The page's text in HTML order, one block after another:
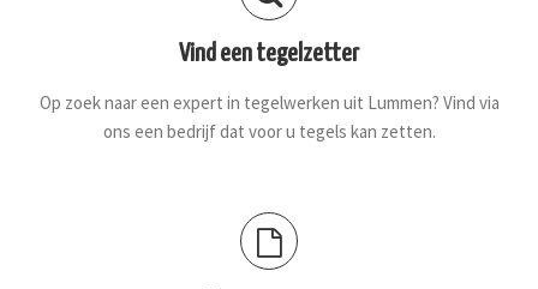
Vind een tegelzetter
Op zoek naar een expert in tegelwerken uit Lummen? Vind via
ons een bedrijf dat voor u tegels kan zetten.